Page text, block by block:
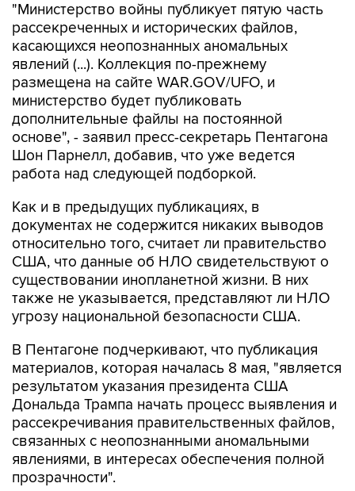
"Министерство войны публикует пятую часть
рассекреченных и исторических файлов,
касающихся неопознанных аномальных
явлений (...). Коллекция по-прежнему
размещена на сайте WAR.GOV/UFO, и
министерство будет публиковать
дополнительные файлы на постоянной
основе", - заявил пресс-секретарь Пентагона
Шон Парнелл, добавив, что уже ведется
работа над следующей подборкой.
Как и в предыдущих публикациях, в
документах не содержится никаких выводов
относительно того, считает ли правительство
США, что данные об НЛО свидетельствуют о
существовании инопланетной жизни. В них
также не указывается, представляют ли НЛО
угрозу национальной безопасности США.
В Пентагоне подчеркивают, что публикация
материалов, которая началась 8 мая, "является
результатом указания президента США
Дональда Трампа начать процесс выявления и
рассекречивания правительственных файлов,
связанных с неопознанными аномальными
явлениями, в интересах обеспечения полной
прозрачности".